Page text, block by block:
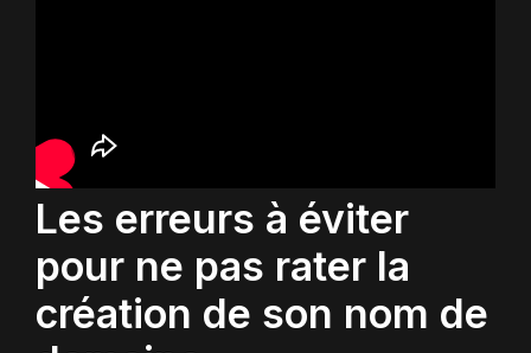
Les erreurs à éviter
pour ne pas rater la
création de son nom de